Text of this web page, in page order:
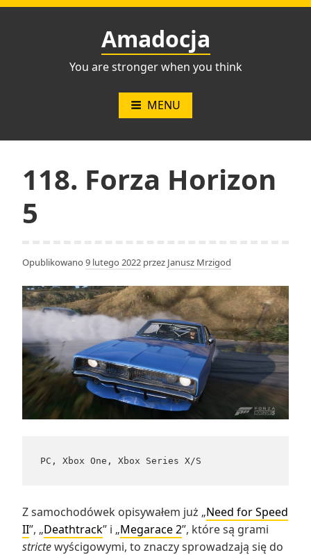
Przejdź
Amadocja
You are stronger when you think
MENU
118. Forza Horizon
5
Opublikowano 9 lutego 2022 przez Janusz Mrzigod
PC, Xbox One, Xbox Series X/S
Z samochodówek opisywałem już „Need for Speed
II”, „Deathtrack” i „Megarace 2”, które są grami
strictewyścigowymi, to znaczy sprowadzają się do